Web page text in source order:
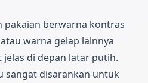
pakaian berwarna kontras
warna gelap lainnya
di depan latar putih.
sangat disarankan untuk